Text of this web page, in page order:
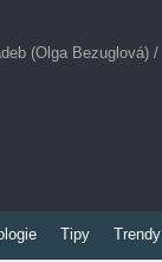
(Olga Bezuglová) /
Tipy Trendy